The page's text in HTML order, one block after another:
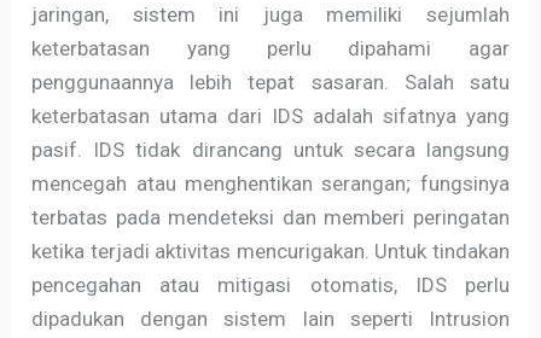
jaringan, sistem ini juga memiliki sejumlah
keterbatasan yang perlu dipahami agar
penggunaannya lebih tepat sasaran. Salah satu
keterbatasan utama dari IDS adalah sifatnya yang
pasif. IDS tidak dirancang untuk secara langsung
mencegah atau menghentikan serangan; fungsinya
terbatas pada mendeteksi dan memberi peringatan
ketika terjadi aktivitas mencurigakan. Untuk tindakan
pencegahan atau mitigasi otomatis, IDS perlu
dipadukan dengan sistem lain seperti Intrusion